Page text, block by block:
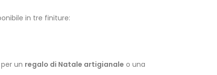
in tre finiture:
un regalo di Natale artigianale o una